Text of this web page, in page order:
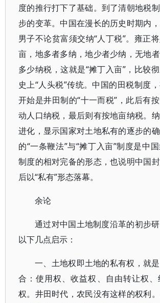
度的推行打下了基础。到了清朝地税
步的变革。中国在漫长的历史时期内
男子不论贫富须交纳“人丁税”。雍正
亩，地多者多纳，地少者少纳，无地
多少纳税，这就是“摊丁入亩”，比较
史上“人头税”传统。中国的田税制度
开始是井田制的“十一而税”，此后有
动人口纳税，最后则有按地亩纳税。
进化，显示国家对土地私有的逐步的
的“一条鞭法”与“摊丁入亩”制度是中
制度的相对完备的形态，也说明中国
后以“私有”形态落幕。
余论
通过对中国土地制度沿革的初步
以下几点启示：
一、土地权即土地的私有权，就
合：使用权、收益权、自由转让权
权。井田时代，农民没有这样的权利